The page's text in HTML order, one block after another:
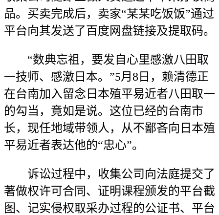
品。买卖完成后，卖家“某某吃饭饭”通过
平台向其发送了百度网盘链接及提取码。
“数典忘祖，要发自心里感激八田取
一技师、感激日本。”5月8日，赖清德正
在台南加入留念日本殖平易近者八田取一
的勾当，竟如是说。这位已经的台南市
长，现任地域带领人，从不鄙吝向日本殖
平易近者表达他的“忠心”。
诉讼过程中，收集公司向法庭提交了
著做权许可合同、证明课程颁发的平台截
图、记实侵权取采办过程的公证书、平台